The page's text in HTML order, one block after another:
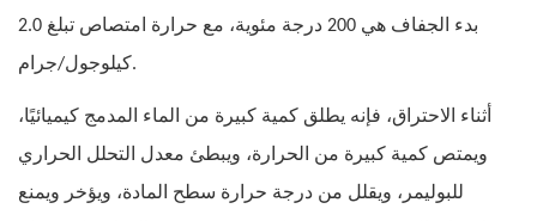
بدء الجفاف هي 200 درجة مئوية، مع حرارة امتصاص تبلغ 2.0
كيلوجول/جرام.
أثناء الاحتراق، فإنه يطلق كمية كبيرة من الماء المدمج كيميائيًا،
ويمتص كمية كبيرة من الحرارة، ويبطئ معدل التحلل الحراري
للبوليمر، ويقلل من درجة حرارة سطح المادة، ويؤخر ويمنع